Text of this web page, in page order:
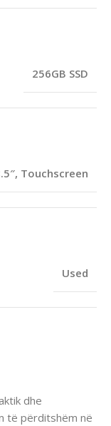
dhe
të përditshëm në
256GB SSD
, Touchscreen
Used